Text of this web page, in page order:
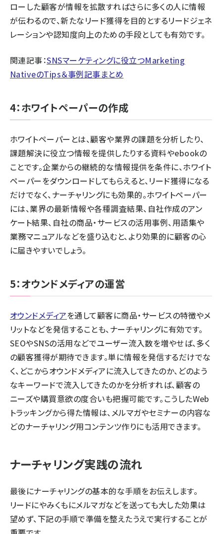
ローした顧客が情報を拡散すればさらに多くの人に情報
が伝わるので、新たなリード獲得を目的とするリードジェネ
レーションや認知度向上のための手段としても有効です。
関連記事：SNSマーケティングに役立つMarketing
NativeのTips＆事例記事まとめ
4：ホワイトペーパーの作成
ホワイトペーパーとは、顧客や業界の課題を分析したり、
課題解決に役立つ情報を提供したりする資料やebookの
ことです。企業からの継続的な情報提供を条件に、ホワイト
ペーパーをダウンロードしてもらえると、リード獲得になる
だけでなく、ナーチャリングにも効果的。ホワイトペーパー
には、業界の最新情報や各種調査結果、自社作成のアン
ケート結果、自社の商品・サービスの活用事例、用語集や
業務マニュアルなどを盛り込むと、より効果的に顧客の心
に届きやすいでしょう。
5：オウンドメディアの運営
オウンドメディアを通して顧客に商品・サービスの特徴やメ
リットなどを発信することも、ナーチャリングに有効です。
SEOやSNSの活用などでユーザー流入数を増やせば、多く
の顧客獲得が期待できます。単に情報を発信するだけでな
く、どこからオウンドメディアに流入してきたのか、どのよう
なキーワードで流入してきたのかを分析すれば、顧客の
ニーズや購買意欲の度合いも把握可能です。こうしたWeb
トラッキングから得た情報は、メルマガやセミナーの内容な
どのナーチャリング用コンテンツ作りにも活用できます。
ナーチャリング実践の流れ
最後にナーチャリングの基本的な手順をお伝えします。
リードにやみくもにメルマガなどを送っても大した効果は
望めず、下記の手順で準備を整えたうえで実行することが